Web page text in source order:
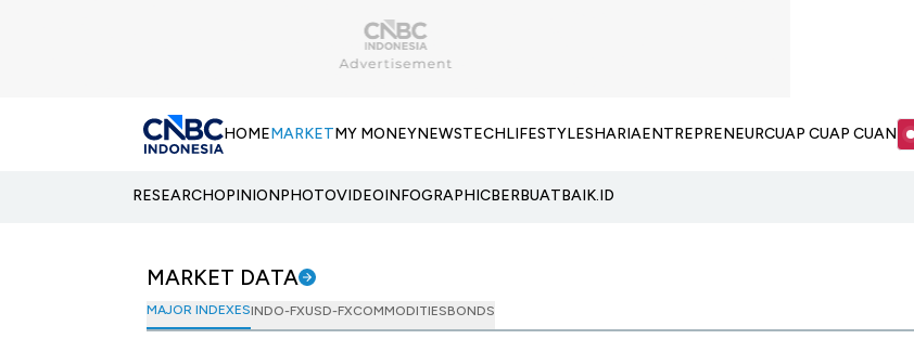
HOMEMARKETMY MONEYNEWSTECHLIFESTYLESHARIAENTREPRENEURCUAP CUAP CUAN
RESEARCHOPINIONPHOTOVIDEOINFOGRAPHICBERBUATBAIK.ID
MARKET DATA
MAJOR INDEXESINDO-FXUSD-FXCOMMODITIESBONDS